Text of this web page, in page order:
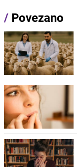
/ Povezano